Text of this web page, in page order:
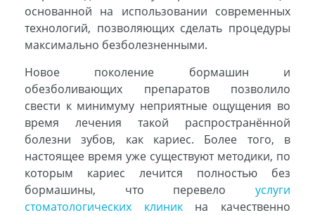
основанной на использовании современных
технологий, позволяющих сделать процедуры
максимально безболезненными.
Новое поколение бормашин и
обезболивающих препаратов позволило
свести к минимуму неприятные ощущения во
время лечения такой распространённой
болезни зубов, как кариес. Более того, в
настоящее время уже существуют методики, по
которым кариес лечится полностью без
бормашины, что перевело услуги
стоматологических клиникна качественно